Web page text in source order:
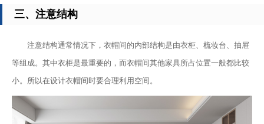
三、注意结构
注意结构通常情况下，衣帽间的内部结构是由衣柜、梳妆台、抽屉
等组成。其中衣柜是最重要的，而衣帽间其他家具所占位置一般都比较
小。所以在设计衣帽间时要合理利用空间。